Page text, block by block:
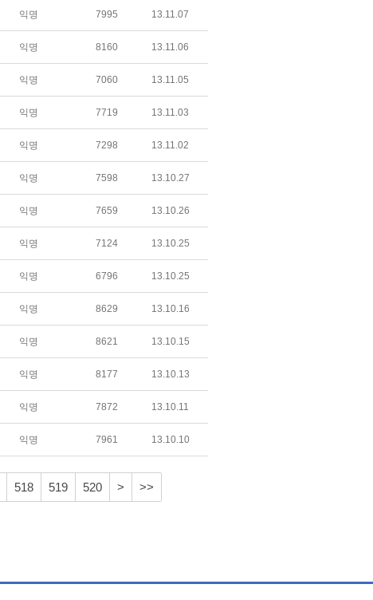
익명 7995 13.11.07
익명 8160 13.11.06
익명 7060 13.11.05
익명 7719 13.11.03
익명 7298 13.11.02
익명 7598 13.10.27
익명 7659 13.10.26
익명 7124 13.10.25
익명 6796 13.10.25
익명 8629 13.10.16
익명 8621 13.10.15
익명 8177 13.10.13
익명 7872 13.10.11
익명 7961 13.10.10
518 519 520 > >>